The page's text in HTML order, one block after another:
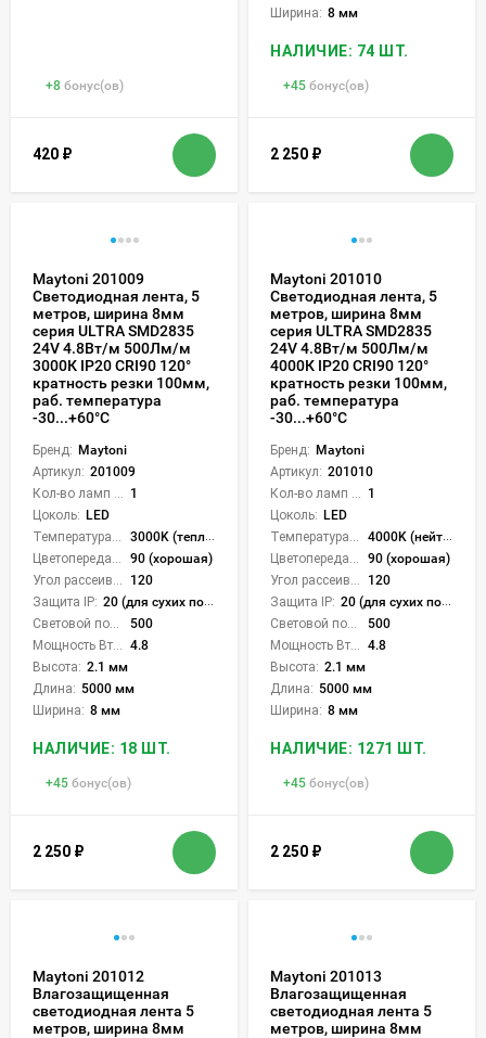
+8 бонус(ов)
420 ₽
Ширина: 8 мм
НАЛИЧИЕ: 74 ШТ.
+45 бонус(ов)
2 250 ₽
Maytoni 201009
Светодиодная лента, 5
метров, ширина 8мм
серия ULTRA SMD2835
24V 4.8Вт/м 500Лм/м
3000К IP20 CRI90 120°
кратность резки 100мм,
раб. температура
-30...+60°С
Бренд: Maytoni
Артикул: 201009
1
Цоколь: LED
3000K (теплый)
90 (хорошая)
120
Защита IP: 20 (для сухих пом.)
500
4.8
Высота: 2.1 мм
Длина: 5000 мм
Ширина: 8 мм
НАЛИЧИЕ: 18 ШТ.
+45 бонус(ов)
2 250 ₽
Maytoni 201010
Светодиодная лента, 5
метров, ширина 8мм
серия ULTRA SMD2835
24V 4.8Вт/м 500Лм/м
4000К IP20 CRI90 120°
кратность резки 100мм,
раб. температура
-30...+60°С
Бренд: Maytoni
Артикул: 201010
1
Цоколь: LED
4000K (нейтральный)
90 (хорошая)
120
Защита IP: 20 (для сухих пом.)
500
4.8
Высота: 2.1 мм
Длина: 5000 мм
Ширина: 8 мм
НАЛИЧИЕ: 1271 ШТ.
+45 бонус(ов)
2 250 ₽
Maytoni 201012
Влагозащищенная
светодиодная лента 5
метров, ширина 8мм
Maytoni 201013
Влагозащищенная
светодиодная лента 5
метров, ширина 8мм